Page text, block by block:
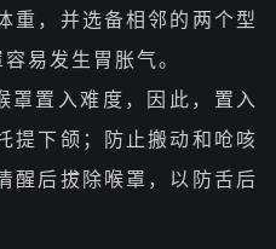
重，并选备相邻的两个型
易发生胃胀气。
罩置入难度，因此，置入
提下颌；防止搬动和呛咳
醒后拔除喉罩，以防舌后